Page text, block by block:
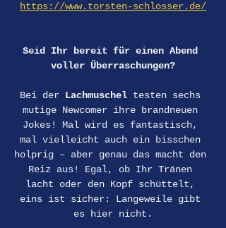
https://www.torsten-schlosser.de/
Seid Ihr bereit für einen Abend
voller Überraschungen?
Bei der Lachmuschel testen sechs
mutige Newcomer ihre brandneuen
Jokes! Mal wird es fantastisch,
mal vielleicht auch ein bisschen
holprig – aber genau das macht den
Reiz aus! Egal, ob Ihr Tränen
lacht oder den Kopf schüttelt,
eins ist sicher: Langeweile gibt
es hier nicht.